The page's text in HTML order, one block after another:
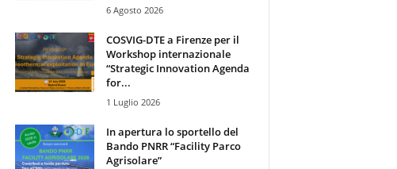
6 Agosto 2026
COSVIG-DTE a Firenze per il
Workshop internazionale
“Strategic Innovation Agenda
for...
1 Luglio 2026
In apertura lo sportello del
Bando PNRR “Facility Parco
Agrisolare”